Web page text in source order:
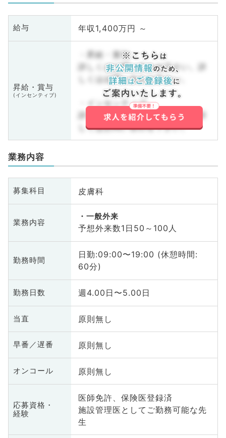
給与 年収1,400万円 ～
昇給・賞与
(インセンティブ)
・昇給・賞与
詳しくはお問い合わせ下さい。詳
しくはお問い合わせ下さい。
・インセンティブ
詳しくはお問い合わせ下さい。詳
しくはお問い合わせ下さい。
業務内容
募集科目 皮膚科
業務内容
一般外来
予想外来数1日50～100人
勤務時間
日勤:09:00〜19:00 (休憩時間:
60分)
勤務日数 週4.00日〜5.00日
当直 原則無し
早番／遅番 原則無し
オンコール 原則無し
応募資格・
経験
医師免許、保険医登録済
施設管理医としてご勤務可能な先
生